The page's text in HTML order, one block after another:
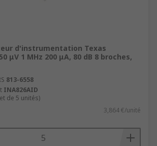
d'instrumentation Texas
μV 1 MHz 200 μA, 80 dB 8 broches,
813-6558
INA826AID
de 5 unités)
3,864 €/unité